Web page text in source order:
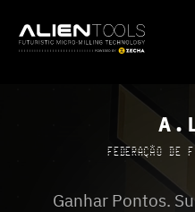
FEDERAÇÃO DE
Ganhar Pontos.